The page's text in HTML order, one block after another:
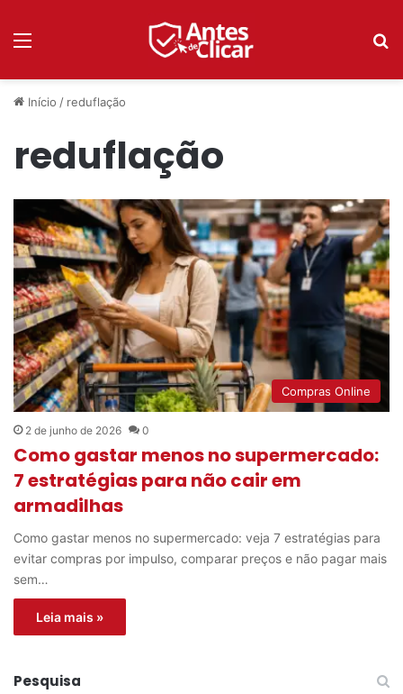
Início / reduflação
reduflação
Compras Online
2 de junho de 2026 0
Como gastar menos no supermercado:
7 estratégias para não cair em
armadilhas
Como gastar menos no supermercado: veja 7 estratégias para
evitar compras por impulso, comparar preços e não pagar mais
sem…
Leia mais »
Pesquisa